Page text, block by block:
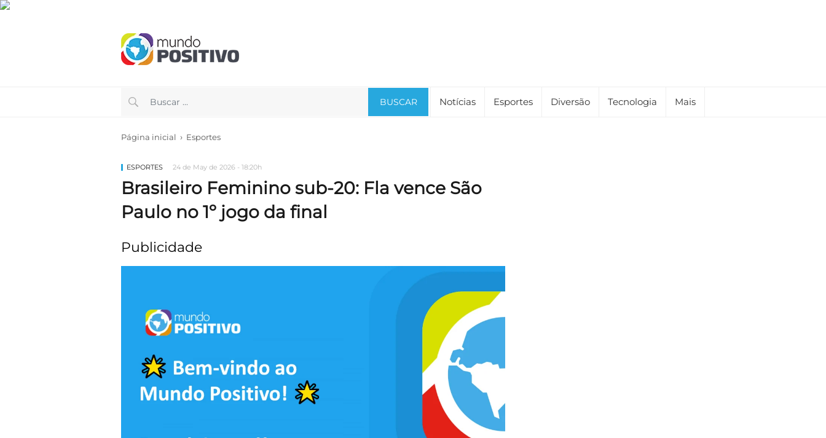
BUSCAR Notícias Esportes Diversão Tecnologia Mais
Página inicial › Esportes
ESPORTES 24 de May de 2026 - 18:20h
Brasileiro Feminino sub-20: Fla vence São
Paulo no 1º jogo da final
Publicidade